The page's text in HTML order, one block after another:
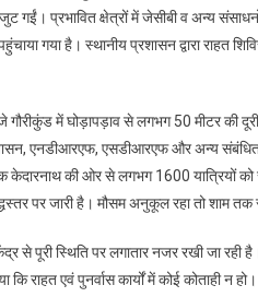
जुट गईं। प्रभावित क्षेत्रों में जेसीबी व अन्य
पहुंचाया गया है। स्थानीय प्रशासन द्वारा
में घोड़ापड़ाव से लगभग 50 मीटर की
एनडीआरएफ, एसडीआरएफ और अन्य संबंधित
केदारनाथ की ओर से लगभग 1600 यात्रियों को
पर जारी है। मौसम अनुकूल रहा तो शाम तक
से पूरी स्थिति पर लगातार नजर रखी जा रही
कि राहत एवं पुनर्वास कार्यों में कोई कोताही